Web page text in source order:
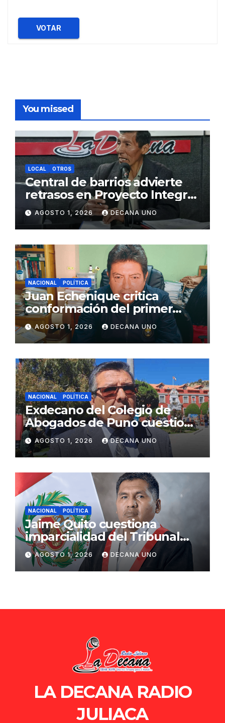
VOTAR
You missed
LOCAL OTROS
Central de barrios advierte
retrasos en Proyecto Integral
de Agua y Alcantarillado para
Juliaca
AGOSTO 1, 2026 DECANA UNO
NACIONAL POLÍTICA
Juan Echenique critica
conformación del primer
gabinete ministerial de Keiko
Fujimori
AGOSTO 1, 2026 DECANA UNO
NACIONAL POLÍTICA
Exdecano del Colegio de
Abogados de Puno cuestiona
propuestas sobre seguridad
ciudadana
AGOSTO 1, 2026 DECANA UNO
NACIONAL POLÍTICA
Jaime Quito cuestiona
imparcialidad del Tribunal
Constitucional tras liberación
de Ollanta Humala
AGOSTO 1, 2026 DECANA UNO
LA DECANA RADIO
JULIACA